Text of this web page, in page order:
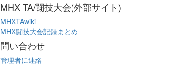
MHX TA/闘技大会(外部サイト)
MHXTAwiki
MHX闘技大会記録まとめ
問い合わせ
管理者に連絡